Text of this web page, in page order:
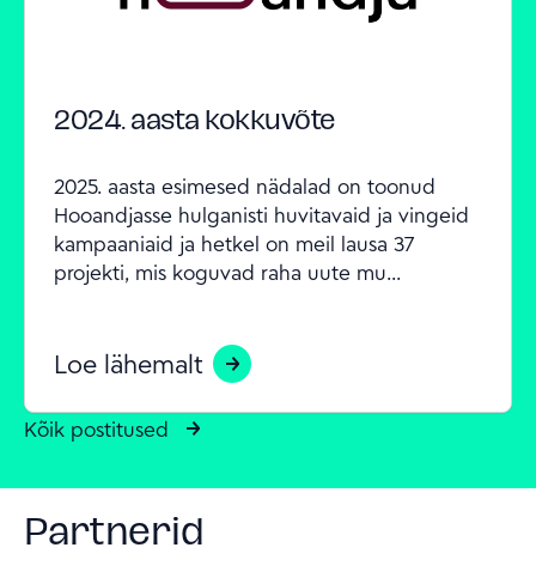
2024. aasta kokkuvõte
2025. aasta esimesed nädalad on toonud
Hooandjasse hulganisti huvitavaid ja vingeid
kampaaniaid ja hetkel on meil lausa 37
projekti, mis koguvad raha uute mu...
Loe lähemalt
Kõik postitused
Partnerid